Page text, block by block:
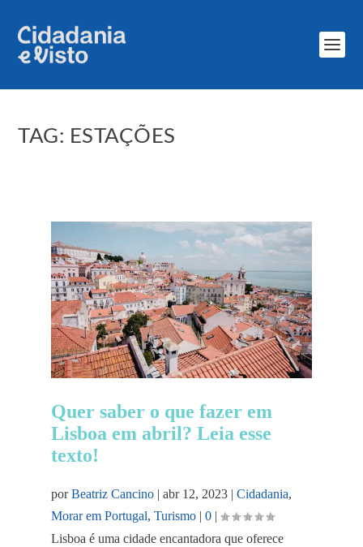
TAG: ESTAÇÕES
Quer saber o que fazer em
Lisboa em abril? Leia esse
texto!
porBeatriz Cancino| abr 12, 2023| Cidadania,
Morar em Portugal, Turismo| 0 |
Lisboa é uma cidade encantadora que oferece